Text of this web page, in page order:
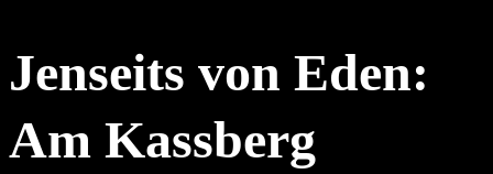
Jenseits von Eden:
Am Kassberg